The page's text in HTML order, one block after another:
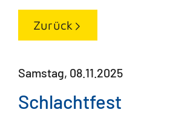
Zurück
Samstag, 08.11.2025
Schlachtfest